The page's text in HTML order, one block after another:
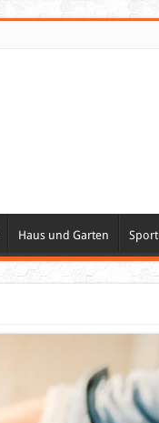
Haus und Garten Sport